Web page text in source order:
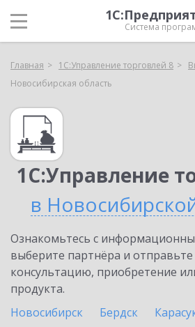
Система
Главная 1С:Управление торговлей 8
Новосибирская область
1С:Управление
в
Ознакомьтесь с
выберите партнёра и отправьте
консультацию, приобретение
продукта.
Новосибирск
Бердск